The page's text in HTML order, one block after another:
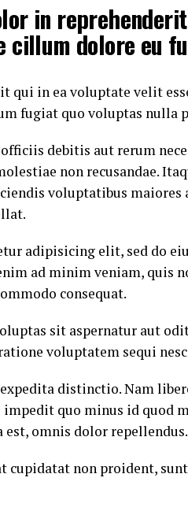
in
cillum dolore eu
qui in ea voluptate velit
fugiat quo voluptas nulla
debitis aut rerum
non recusandae.
voluptatibus maiores
adipisicing elit, sed do
ad minim veniam, quis
consequat.
sit aspernatur aut
voluptatem sequi
distinctio. Nam
quo minus id quod
est, omnis dolor repellendus.
cupidatat non proident,